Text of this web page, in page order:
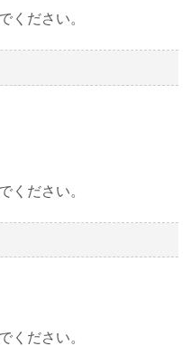
ください。
ください。
ください。